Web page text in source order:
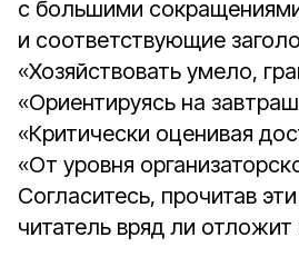
с большими
и соответствующие
«Хозяйствовать умело,
«Ориентируясь на
«Критически оценивая
«От уровня
Согласитесь, прочитав
читатель вряд ли отложит